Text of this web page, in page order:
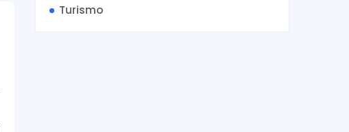
Turismo